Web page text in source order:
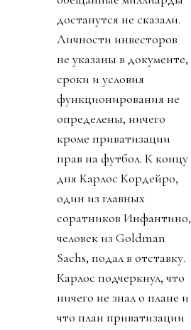
достанутся не сказали.
Личности инвесторов
не указаны в документе,
сроки и условия
функционирования не
определены, ничего
кроме приватизации
прав на футбол. К концу
дня Карлос Кордейро,
один из главных
соратников Инфантино,
человек из Goldman
Sachs, подал в отставку.
Карлос подчеркнул, что
ничего не знал о плане и
что план приватизации